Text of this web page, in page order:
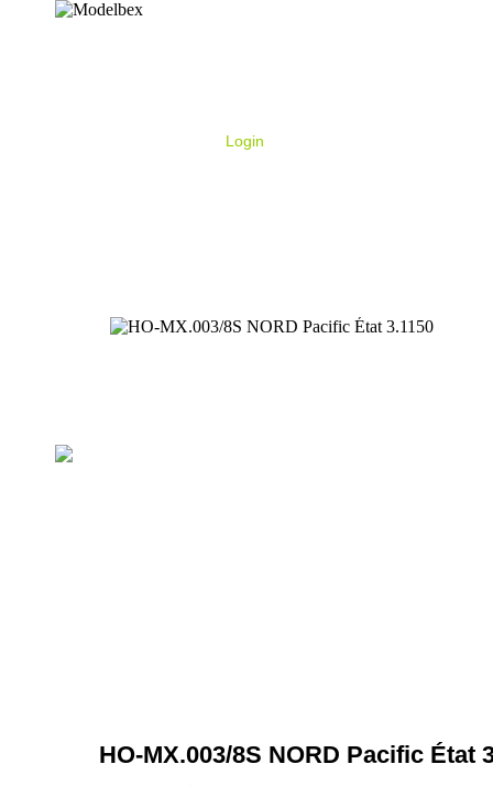
Login
HO-MX.003/8S NORD Pacific État